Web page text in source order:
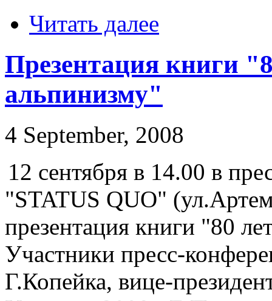
Читать далее
Презентация книги
альпинизму"
4 September, 2008
12 сентября в 14.00 в
"STATUS QUO"
презентация книги "80
Участники пресс-
Г.Копейка, вице-